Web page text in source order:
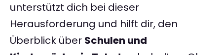
unterstützt dich bei dieser
Herausforderung und hilft dir, den
Überblick über Schulen und